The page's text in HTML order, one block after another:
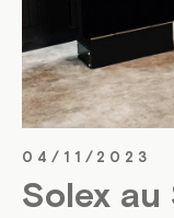
04/11/2023
Solex au